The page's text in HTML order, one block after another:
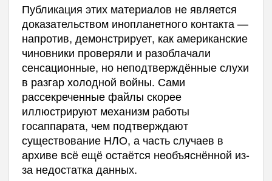
Публикация этих материалов не является
доказательством инопланетного контакта —
напротив, демонстрирует, как американские
чиновники проверяли и разоблачали
сенсационные, но неподтверждённые слухи
в разгар холодной войны. Сами
рассекреченные файлы скорее
иллюстрируют механизм работы
госаппарата, чем подтверждают
существование НЛО, а часть случаев в
архиве всё ещё остаётся необъяснённой из-
за недостатка данных.